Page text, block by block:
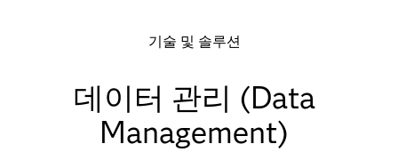
기술 및 솔루션
데이터 관리 (Data
Management)